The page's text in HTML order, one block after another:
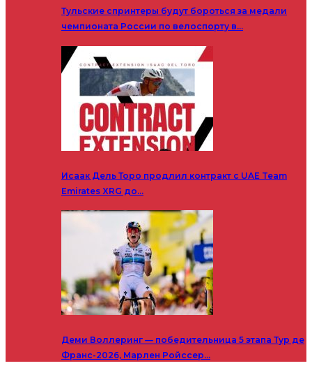
Тульские спринтеры будут бороться за медали
чемпионата России по велоспорту в…
Исаак Дель Торо продлил контракт с UAE Team
Emirates XRG до…
Деми Воллеринг — победительница 5 этапа Тур де
Франс-2026, Марлен Ройссер…